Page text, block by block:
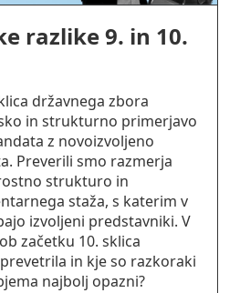
razlike 9. in 10.
državnega zbora
in strukturno primerjavo
z novoizvoljeno
Preverili smo razmerja
strukturo in
staža, s katerim v
izvoljeni predstavniki. V
začetku 10. sklica
in kje so razkoraki
najbolj opazni?